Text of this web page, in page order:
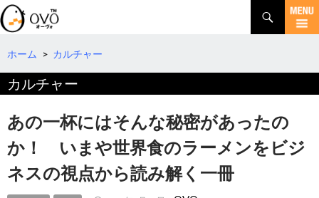
検
索
コ
テ
ツ
へ
動
ホーム > カルチャー
カルチャー
あの一杯にはそんな秘密があったの
か！ いまや世界食のラーメンをビジ
ネスの視点から読み解く一冊